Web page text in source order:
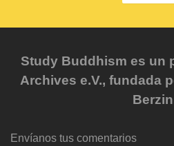
Study Buddhism es un
Archives e.V., fundada
Envíanos tus comentarios